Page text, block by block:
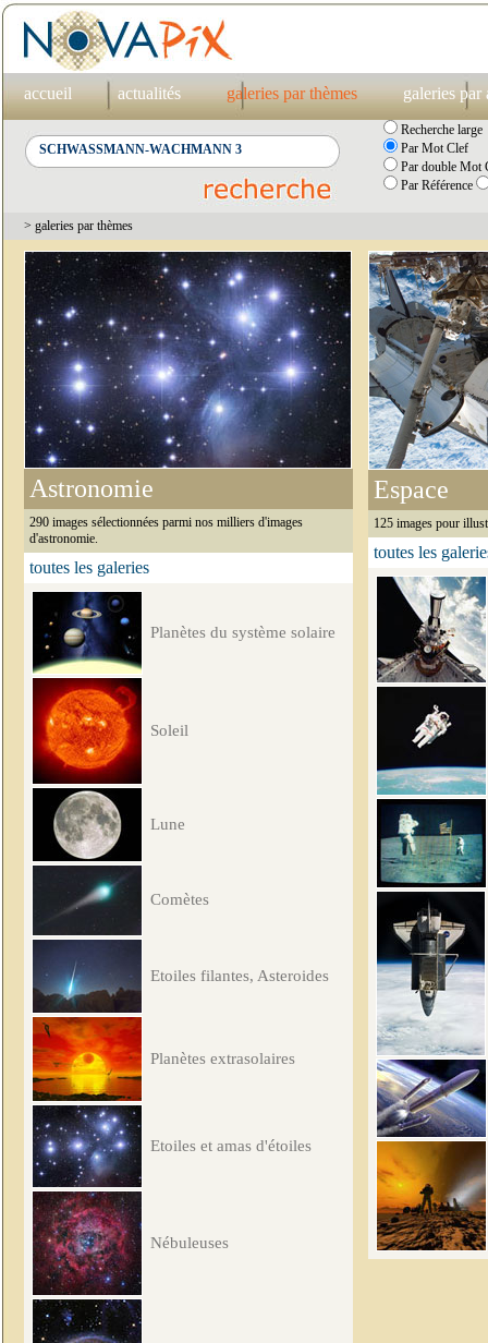
accueil actualités galeries par thèmes galeries par
Recherche large
Par Mot Clef
Par double Mot
Par Référence
> galeries par thèmes
Astronomie
290 images sélectionnées parmi nos milliers d'images
d'astronomie.
toutes les galeries
Planètes du système solaire
Soleil
Lune
Comètes
Etoiles filantes, Asteroides
Planètes extrasolaires
Etoiles et amas d'étoiles
Nébuleuses
Espace
125 images pour
toutes les